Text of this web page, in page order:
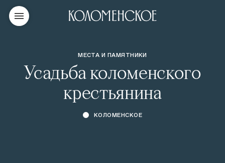
МЕСТА И ПАМЯТНИКИ
Усадьба коломенского
крестьянина
КОЛОМЕНСКОЕ